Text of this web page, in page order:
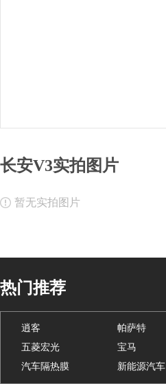
长安V3实拍图片
暂无实拍图片
热门推荐
逍客 帕萨特
五菱宏光
宝马
汽车隔热膜
新能源汽车